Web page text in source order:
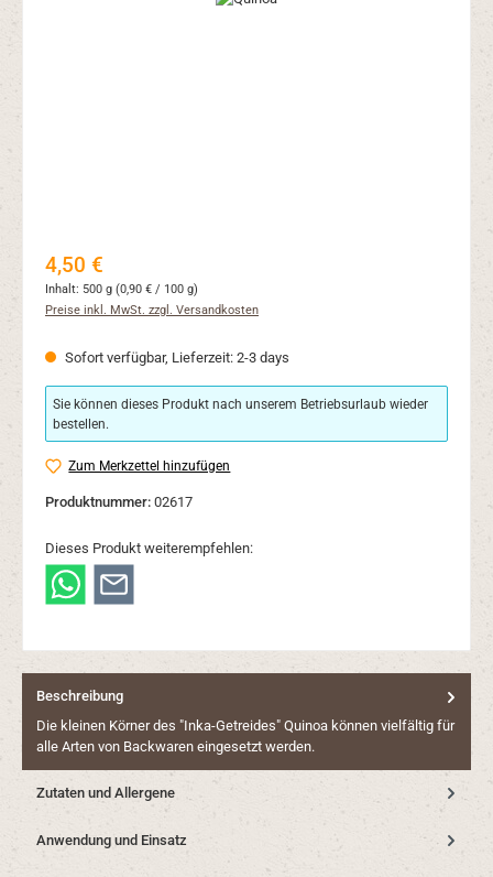
Regulärer Preis:
4,50 €
Inhalt: 500 g (0,90 € / 100 g)
Preise inkl. MwSt. zzgl. Versandkosten
Sofort verfügbar, Lieferzeit: 2-3 days
Sie können dieses Produkt nach unserem Betriebsurlaub wieder
bestellen.
Zum Merkzettel hinzufügen
Produktnummer: 02617
Dieses Produkt weiterempfehlen:
Beschreibung
Die kleinen Körner des "Inka-Getreides" Quinoa können vielfältig für
alle Arten von Backwaren eingesetzt werden.
Zutaten und Allergene
Anwendung und Einsatz